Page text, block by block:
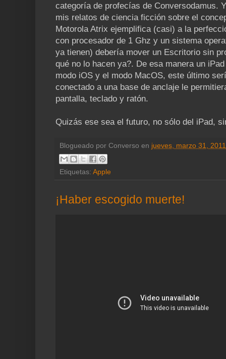
categoría de profecías de Conversodamus.
mis relatos de ciencia ficción sobre el
Motorola Atrix ejemplifica (casi) a la
con procesador de 1 Ghz y un sistema
ya tienen) debería mover un Escritorio sin
qué no lo hacen ya?. De esa manera un
modo iOS y el modo MacOS, este último
conectado a una base de anclaje le
pantalla, teclado y ratón.
Quizás ese sea el futuro, no sólo del iPad,
Blogueado por Converso en jueves, marzo 31, 2011
Etiquetas: Apple
¡Haber escogido muerte!